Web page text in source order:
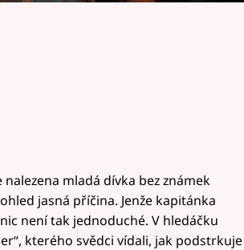
mladá dívka bez známek
jasná příčina. Jenže kapitánka
není tak jednoduché. V hledáčku
kterého svědci vídali, jak podstrkuje